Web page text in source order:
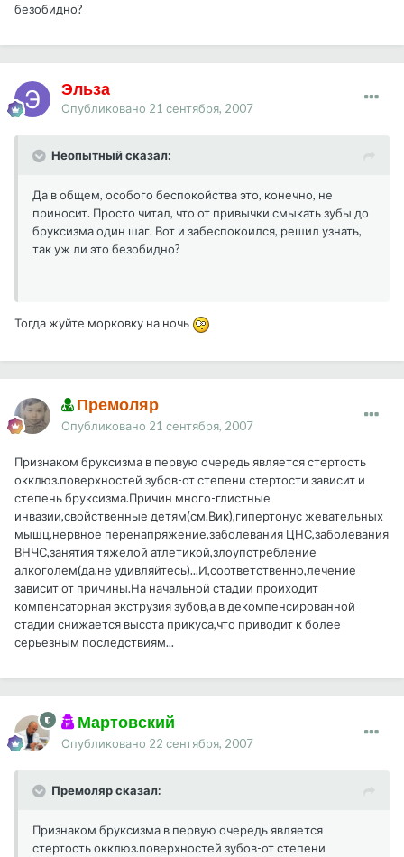
безобидно?
Эльза
Опубликовано 21 сентября, 2007
Неопытный сказал:
Да в общем, особого беспокойства это, конечно, не
приносит. Просто читал, что от привычки смыкать зубы до
бруксизма один шаг. Вот и забеспокоился, решил узнать,
так уж ли это безобидно?
Тогда жуйте морковку на ночь
Премоляр
Опубликовано 21 сентября, 2007
Признаком бруксизма в первую очередь является стертость
окклюз.поверхностей зубов-от степени стертости зависит и
степень бруксизма.Причин много-глистные
инвазии,свойственные детям(см.Вик),гипертонус жевательных
мышц,нервное перенапряжение,заболевания ЦНС,заболевания
ВНЧС,занятия тяжелой атлетикой,злоупотребление
алкоголем(да,не удивляйтесь)...И,соответственно,лечение
зависит от причины.На начальной стадии проиходит
компенсаторная экструзия зубов,а в декомпенсированной
стадии снижается высота прикуса,что приводит к более
серьезным последствиям...
Мартовский
Опубликовано 22 сентября, 2007
Премоляр сказал:
Признаком бруксизма в первую очередь является
стертость окклюз.поверхностей зубов-от степени